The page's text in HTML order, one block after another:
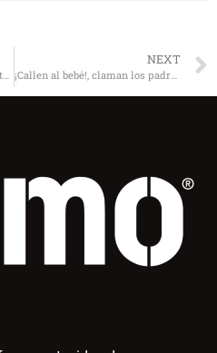
NEXT
¡Callen al bebé!, claman los padres